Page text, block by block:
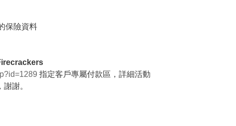
保險資料
指定客戶專屬付款區，詳細活動
謝。